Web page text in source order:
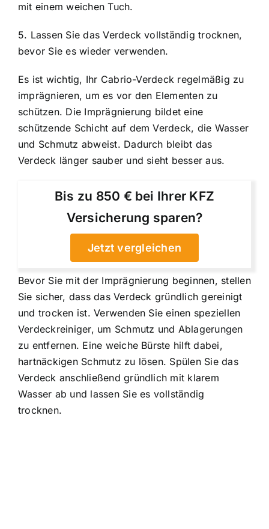
mit einem weichen Tuch.
5. Lassen Sie das Verdeck vollständig trocknen,
bevor Sie es wieder verwenden.
Es ist wichtig, Ihr Cabrio-Verdeck regelmäßig zu
imprägnieren, um es vor den Elementen zu
schützen. Die Imprägnierung bildet eine
schützende Schicht auf dem Verdeck, die Wasser
und Schmutz abweist. Dadurch bleibt das
Verdeck länger sauber und sieht besser aus.
Bis zu 850 € bei Ihrer KFZ
Versicherung sparen?
Jetzt vergleichen
Bevor Sie mit der Imprägnierung beginnen, stellen
Sie sicher, dass das Verdeck gründlich gereinigt
und trocken ist. Verwenden Sie einen speziellen
Verdeckreiniger, um Schmutz und Ablagerungen
zu entfernen. Eine weiche Bürste hilft dabei,
hartnäckigen Schmutz zu lösen. Spülen Sie das
Verdeck anschließend gründlich mit klarem
Wasser ab und lassen Sie es vollständig
trocknen.